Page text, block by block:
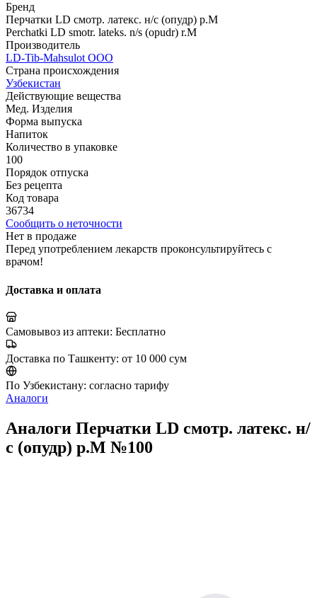
Бренд
Перчатки LD смотр. латекс. н/с (опудр) р.M
Perchatki LD smotr. lateks. n/s (opudr) r.M
Производитель
LD-Tib-Mahsulot ООО
Страна происхождения
Узбекистан
Действующие вещества
Мед. Изделия
Форма выпуска
Напиток
Количество в упаковке
100
Порядок отпуска
Без рецепта
Код товара
36734
Сообщить о неточности
Нет в продаже
Перед употреблением лекарств проконсультируйтесь с
врачом!
Доставка и оплата
Самовывоз из аптеки: Бесплатно
Доставка по Ташкенту: от 10 000 сум
По Узбекистану: согласно тарифу
Аналоги
Аналоги Перчатки LD смотр. латекс. н/
с (опудр) р.M №100